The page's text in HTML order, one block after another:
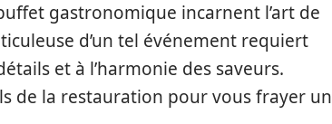
gastronomique incarnent l’art de
d’un tel événement requiert
et à l’harmonie des saveurs.
de la restauration pour vous frayer un